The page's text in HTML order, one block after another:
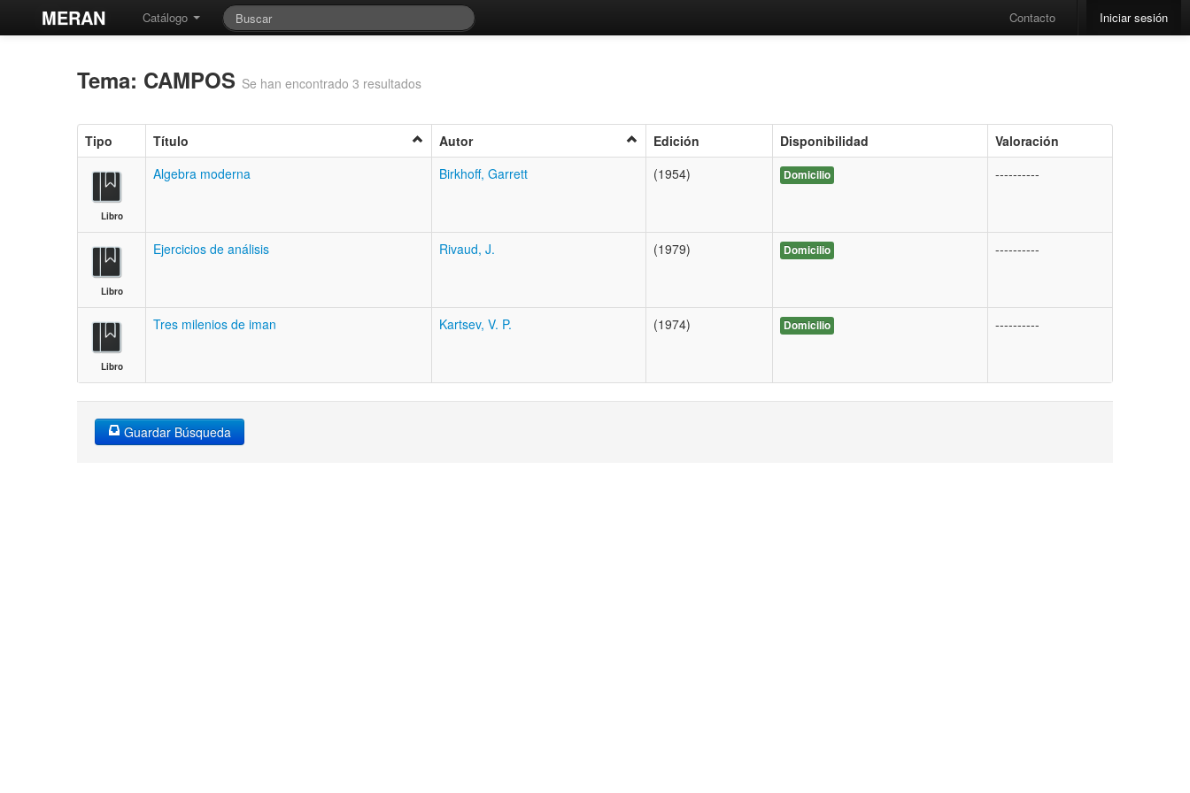
MERAN Catálogo Contacto Iniciar sesión
Tema: CAMPOS Se han encontrado 3 resultados
Tipo Título Autor Edición Disponibilidad Valoración
Libro
Algebra moderna Birkhoff, Garrett (1954) Domicilio ----------
Libro
Ejercicios de análisis Rivaud, J. (1979) Domicilio ----------
Libro
Tres milenios de iman Kartsev, V. P. (1974) Domicilio ----------
Guardar Búsqueda